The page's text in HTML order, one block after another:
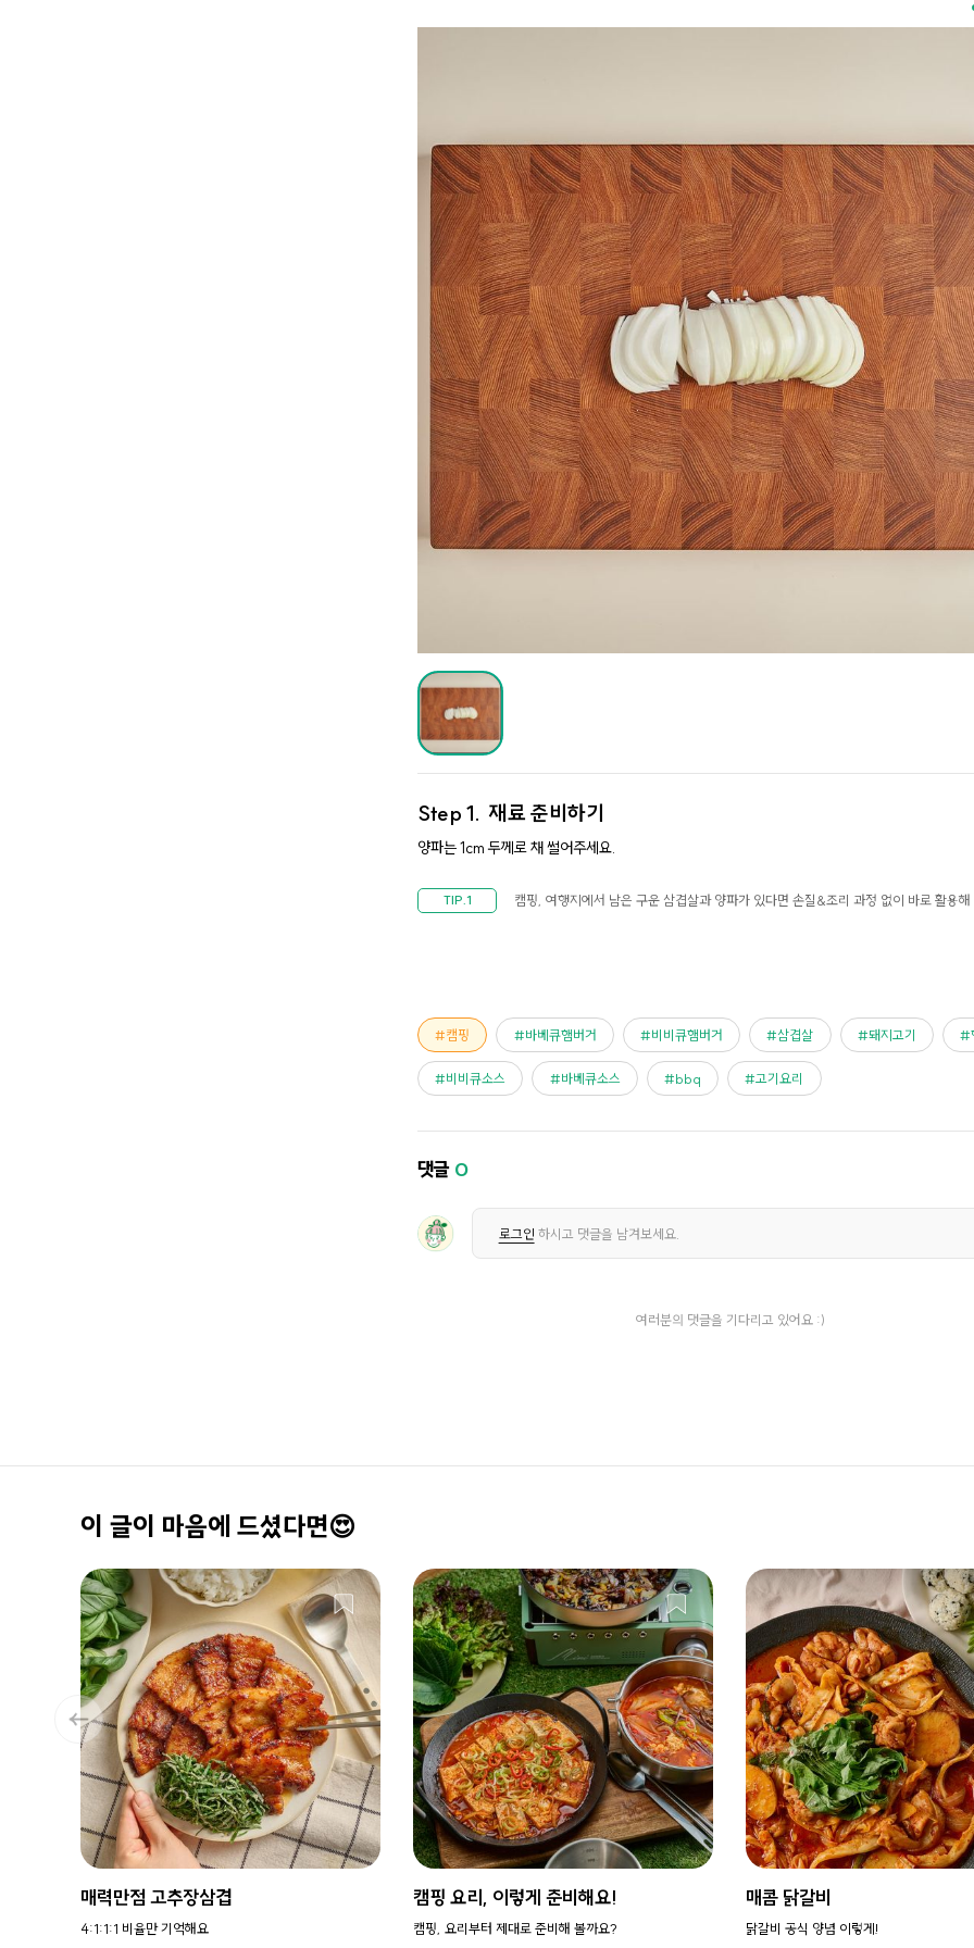
Step 1. 재료 준비하기
양파는 1cm 두께로 채 썰어주세요.
캠핑, 여행지에서 남은 구운 삼겹살과 양파가 있다면 손질&조리 과정 없이 바로 활용
캠핑 바베큐햄버거 비비큐햄버거 삼겹살 돼지고기
비비큐소스 바베큐소스 bbq 고기요리
댓글 0
로그인 하시고 댓글을 남겨보세요.
여러분의 댓글을 기다리고 있어요 :)
이 글이 마음에 드셨다면😍
매력만점 고추장삼겹
4:1:1:1 비율만 기억해요
캠핑 요리, 이렇게 준비해요!
캠핑, 요리부터 제대로 준비해 볼까요?
매콤 닭갈비
닭갈비 공식 양념 이렇게!